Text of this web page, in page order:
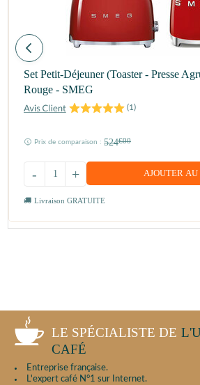
Set Petit-Déjeuner (Toaster - Presse
Rouge - SMEG
(1)
Prix de comparaison : 524€00
+
- AJOUTER AU
Livraison GRATUITE
LE SPÉCIALISTE DE
CAFÉ
Entreprise française.
L'expert café N°1 sur Internet.